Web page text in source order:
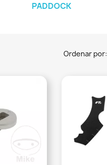
PADDOCK
Ordenar por: